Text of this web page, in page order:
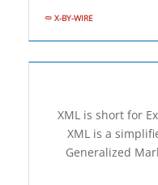
X-BY-WIRE
XML is short for
XML is a
Generalized